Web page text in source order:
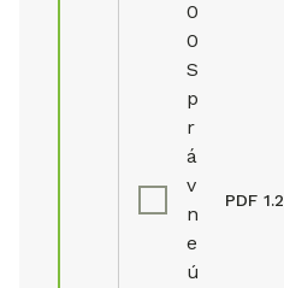
0
0
S
p
r
á
v
n
e
ú
PDF